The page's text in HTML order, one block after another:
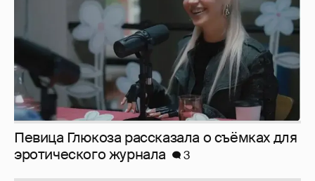
Певица Глюкоза рассказала о съёмках для
эротического журнала
3